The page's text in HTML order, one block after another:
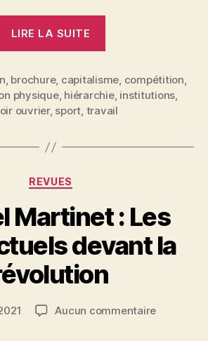
LIRE LA SUITE
, brochure, capitalisme, compétition,
physique, hiérarchie, institutions,
ouvrier, sport, travail
Catégories
REVUES
Martinet : Les
devant la
de
P
a
r
S
N
Aucun commentairesur